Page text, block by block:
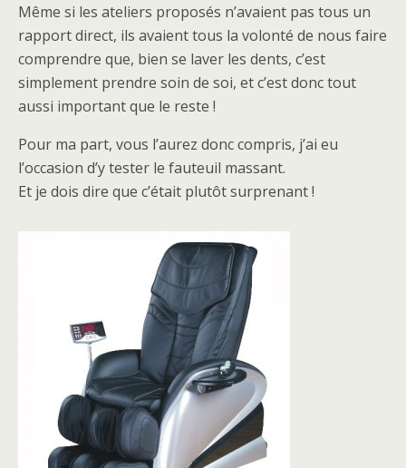
Même si les ateliers proposés n’avaient pas tous un
rapport direct, ils avaient tous la volonté de nous faire
comprendre que, bien se laver les dents, c’est
simplement prendre soin de soi, et c’est donc tout
aussi important que le reste !
Pour ma part, vous l’aurez donc compris, j’ai eu
l’occasion d’y tester le fauteuil massant.
Et je dois dire que c’était plutôt surprenant !